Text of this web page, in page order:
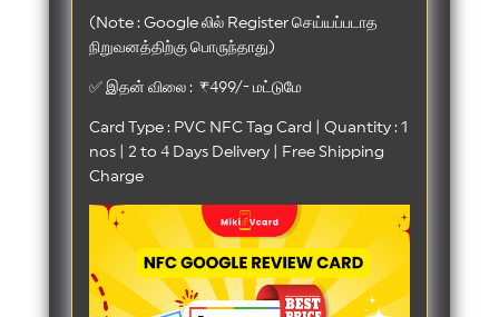
(Note : Google லில் Register செய்யப்படாத
நிறுவனத்திற்கு பொருந்தாது)
✅ இதன் விலை : ₹499/- மட்டுமே
Card Type : PVC NFC Tag Card | Quantity : 1
nos | 2 to 4 Days Delivery | Free Shipping
Charge